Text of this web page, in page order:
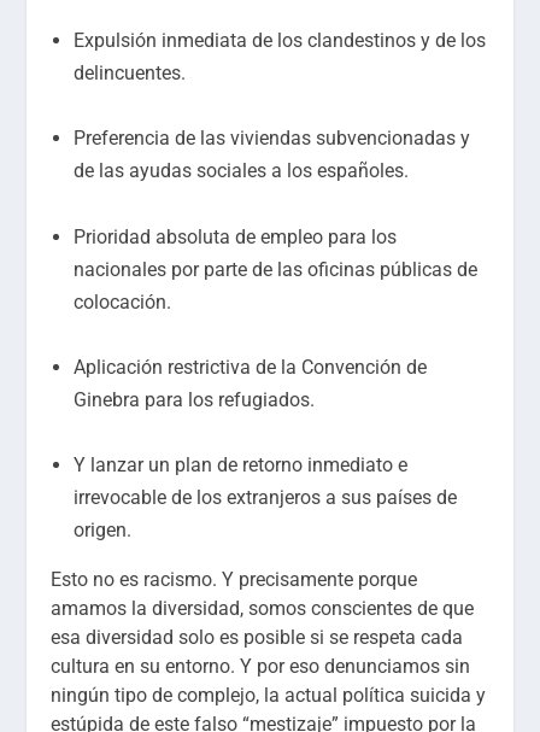
Expulsión inmediata de los clandestinos y de los
delincuentes.
Preferencia de las viviendas subvencionadas y
de las ayudas sociales a los españoles.
Prioridad absoluta de empleo para los
nacionales por parte de las oficinas públicas de
colocación.
Aplicación restrictiva de la Convención de
Ginebra para los refugiados.
Y lanzar un plan de retorno inmediato e
irrevocable de los extranjeros a sus países de
origen.
Esto no es racismo. Y precisamente porque
amamos la diversidad, somos conscientes de que
esa diversidad solo es posible si se respeta cada
cultura en su entorno. Y por eso denunciamos sin
ningún tipo de complejo, la actual política suicida y
estúpida de este falso “mestizaje” impuesto por la